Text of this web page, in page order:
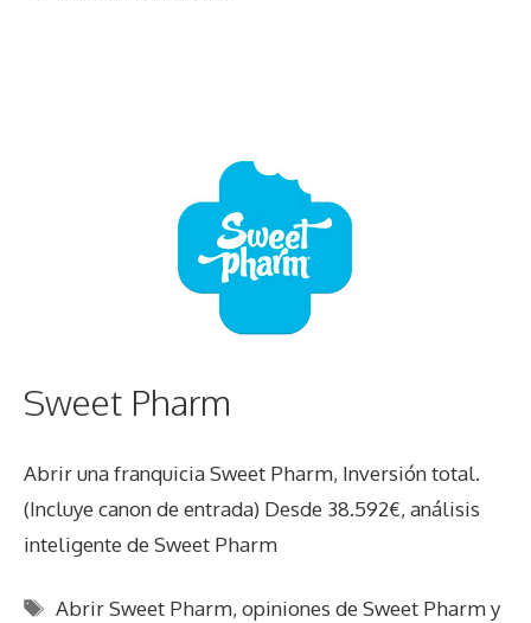
Sweet Pharm
Abrir una franquicia Sweet Pharm, Inversión total.
(Incluye canon de entrada) Desde 38.592€, análisis
inteligente de Sweet Pharm
Etiquetas
Abrir Sweet Pharm,opiniones de Sweet Pharm y